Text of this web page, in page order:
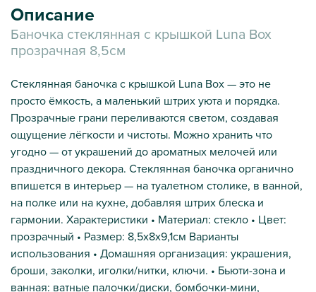
Описание
Баночка стеклянная с крышкой Luna Box
прозрачная 8,5см
Стеклянная баночка с крышкой Luna Box — это не
просто ёмкость, а маленький штрих уюта и порядка.
Прозрачные грани переливаются светом, создавая
ощущение лёгкости и чистоты. Можно хранить что
угодно — от украшений до ароматных мелочей или
праздничного декора. Стеклянная баночка органично
впишется в интерьер — на туалетном столике, в ванной,
на полке или на кухне, добавляя штрих блеска и
гармонии. Характеристики • Материал: стекло • Цвет:
прозрачный • Размер: 8,5х8х9,1см Варианты
использования • Домашняя организация: украшения,
броши, заколки, иголки/нитки, ключи. • Бьюти-зона и
ванная: ватные палочки/диски, бомбочки-мини,